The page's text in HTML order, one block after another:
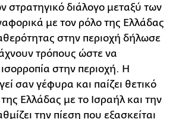
στρατηγικό διάλογο μεταξύ των
με τον ρόλο της Ελλάδας
στην περιοχή δήλωσε
τρόπους ώστε να
στην περιοχή. Η
σαν γέφυρα και παίζει θετικό
Ελλάδας με το Ισραήλ και την
την πίεση που εξασκείται